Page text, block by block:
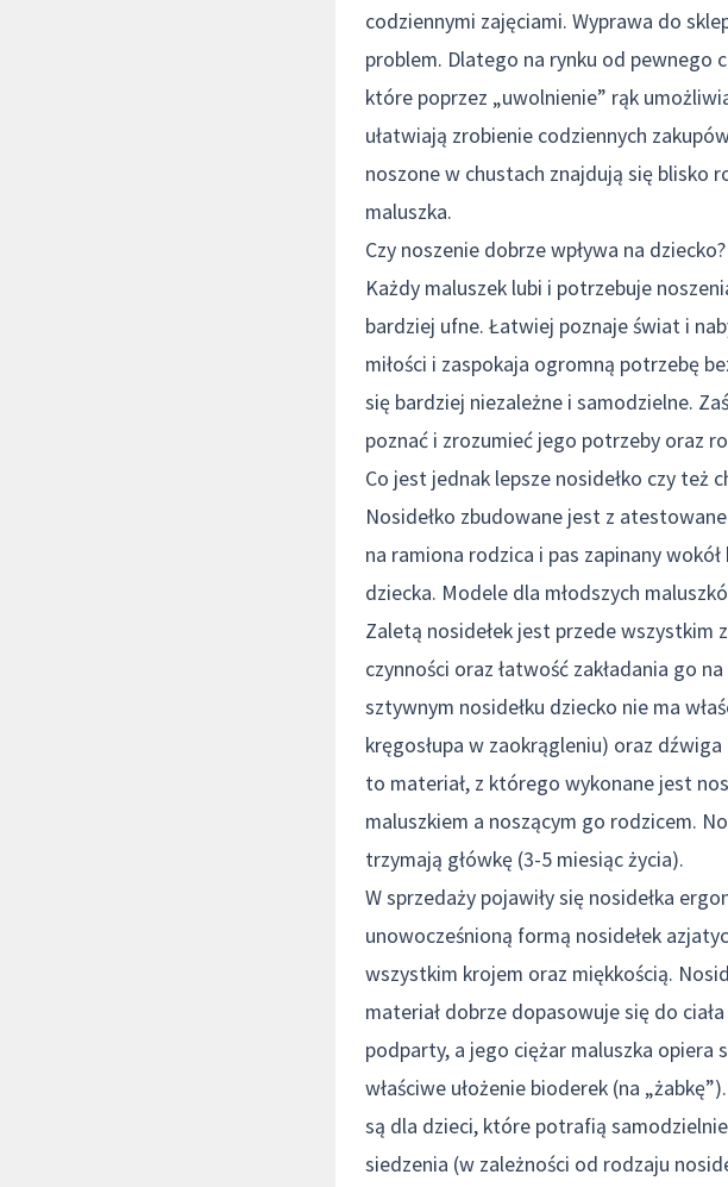
codziennymi zajęciami. Wyprawa do
problem. Dlatego na rynku od pewnego
które poprzez „uwolnienie” rąk
ułatwiają zrobienie codziennych
noszone w chustach znajdują się blisko
maluszka.
Czy noszenie dobrze wpływa na dziecko?
Każdy maluszek lubi i potrzebuje
bardziej ufne. Łatwiej poznaje świat i
miłości i zaspokaja ogromną potrzebę
się bardziej niezależne i samodzielne.
poznać i zrozumieć jego potrzeby oraz
Co jest jednak lepsze nosidełko czy też
Nosidełko zbudowane jest z
na ramiona rodzica i pas zapinany
dziecka. Modele dla młodszych
Zaletą nosidełek jest przede wszystkim
czynności oraz łatwość zakładania go
sztywnym nosidełku dziecko nie ma
kręgosłupa w zaokrągleniu) oraz
to materiał, z którego wykonane jest
maluszkiem a noszącym go rodzicem.
trzymają główkę (3-5 miesiąc życia).
W sprzedaży pojawiły się nosidełka
unowocześnioną formą nosidełek
wszystkim krojem oraz miękkością.
materiał dobrze dopasowuje się do
podparty, a jego ciężar maluszka opiera
właściwe ułożenie bioderek (na
są dla dzieci, które potrafią
siedzenia (w zależności od rodzaju